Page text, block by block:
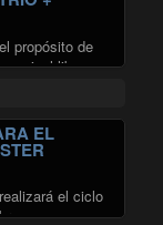
propósito de
libre,
ni
a Osvaldo
de
leyendo
EL
el ciclo
que